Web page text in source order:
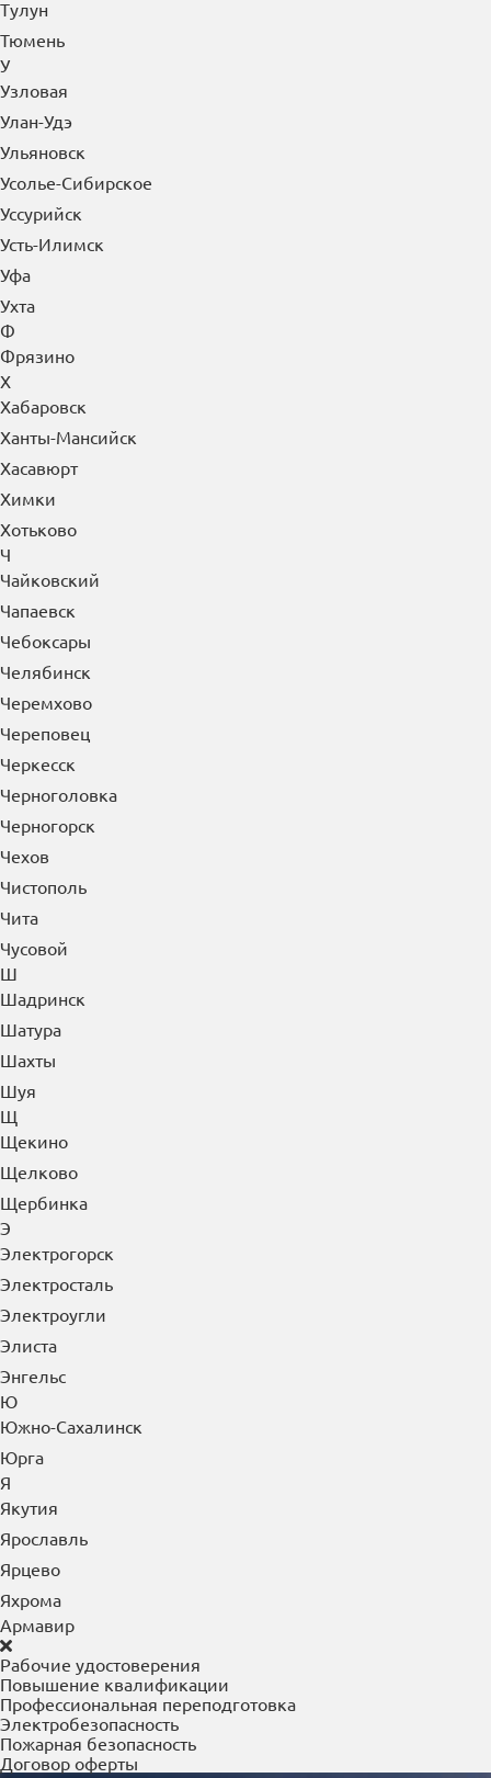
Тулун
Тюмень
У
Узловая
Улан-Удэ
Ульяновск
Усолье-Сибирское
Уссурийск
Усть-Илимск
Уфа
Ухта
Ф
Фрязино
Х
Хабаровск
Ханты-Мансийск
Хасавюрт
Химки
Хотьково
Ч
Чайковский
Чапаевск
Чебоксары
Челябинск
Черемхово
Череповец
Черкесск
Черноголовка
Черногорск
Чехов
Чистополь
Чита
Чусовой
Ш
Шадринск
Шатура
Шахты
Шуя
Щ
Щекино
Щелково
Щербинка
Э
Электрогорск
Электросталь
Электроугли
Элиста
Энгельс
Ю
Южно-Сахалинск
Юрга
Я
Якутия
Ярославль
Ярцево
Яхрома
Армавир
Рабочие удостоверения
Повышение квалификации
Профессиональная переподготовка
Электробезопасность
Пожарная безопасность
Договор оферты